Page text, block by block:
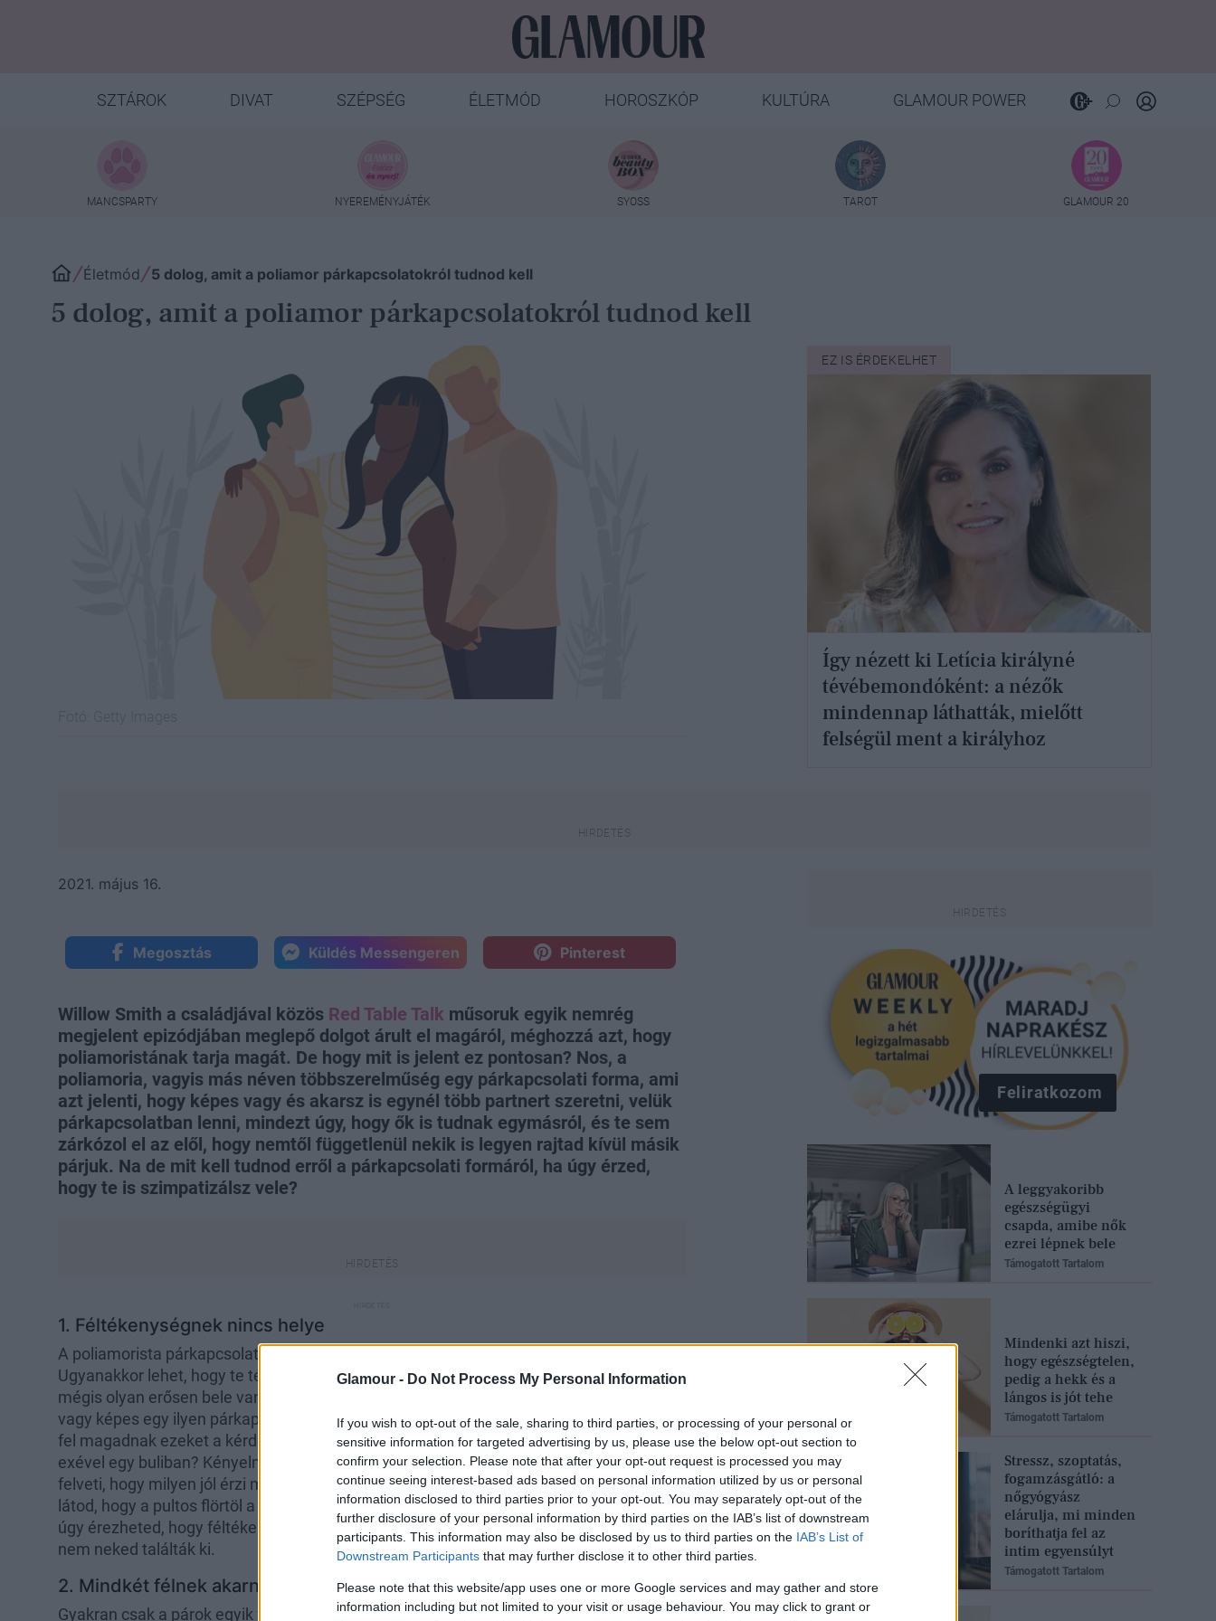
Glamour - Do Not Process My Personal Information
If you wish to opt-out of the sale, sharing to third parties, or processing of your personal or
sensitive information for targeted advertising by us, please use the below opt-out section to
confirm your selection. Please note that after your opt-out request is processed you may
continue seeing interest-based ads based on personal information utilized by us or personal
information disclosed to third parties prior to your opt-out. You may separately opt-out of the
further disclosure of your personal information by third parties on the IAB’s list of downstream
participants. This information may also be disclosed by us to third parties on the IAB’s List of
Downstream Participants that may further disclose it to other third parties.
Please note that this website/app uses one or more Google services and may gather and store
information including but not limited to your visit or usage behaviour. You may click to grant or
SZTÁROK DIVAT SZÉPSÉG ÉLETMÓD HOROSZKÓP KULTÚRA GLAMOUR POWER
MANCSPARTY NYEREMÉNYJÁTÉK SYOSS TAROT GLAMOUR 20
Életmód 5 dolog, amit a poliamor párkapcsolatokról tudnod kell
5 dolog, amit a poliamor párkapcsolatokról tudnod kell
EZ IS ÉRDEKELHET
Így nézett ki Letícia királyné
tévébemondóként: a nézők
mindennap láthatták, mielőtt
felségül ment a királyhoz
2021. május 16.
Megosztás Küldés Messengeren Pinterest
Willow Smith a családjával közös Red Table Talk műsoruk egyik nemrég
megjelent epizódjában meglepő dolgot árult el magáról, méghozzá azt, hogy
poliamoristának tarja magát. De hogy mit is jelent ez pontosan? Nos, a
poliamoria, vagyis más néven többszerelműség egy párkapcsolati forma, ami
azt jelenti, hogy képes vagy és akarsz is egynél több partnert szeretni, velük
párkapcsolatban lenni, mindezt úgy, hogy ők is tudnak egymásról, és te sem
zárkózol el az elől, hogy nemtől függetlenül nekik is legyen rajtad kívül másik
párjuk. Na de mit kell tudnod erről a párkapcsolati formáról, ha úgy érzed,
hogy te is szimpatizálsz vele?
1. Féltékenységnek nincs helye
A poliamorista párkapcsolatokban nem zavarhat az, ha a partnered másokkal randizik.
Ugyanakkor lehet, hogy te tényleg nem akarsz sem féltékeny, sem birtokló lenni, de
mégis olyan erősen bele van építve a monogámia a kultúránkba, hogy talán te sem
vagy képes egy ilyen párkapcsolatra. Hogy közelebb kerülj a saját igazságodhoz, tedd
fel magadnak ezeket a kérdéseket: Milyen érzés volt, amikor összefutottál a párod
exével egy buliban? Kényelmetlenül érzed magad, amikor a partnered rendszeresen
felveti, hogy milyen jól érzi magát a kedvenc munkatársával? Irtózatot érzel, amikor
látod, hogy a pultos flörtöl a pároddal? Az élet sok olyan helyzetet produkál, ami után
úgy érezheted, hogy féltékeny típus vagy. Ebben az esetben biztos, hogy a poliamoriát
nem neked találták ki.
2. Mindkét félnek akarnia kell
Gyakran csak a párok egyik fele akar poliamorista párkapcsolatra váltani, vagy
Feliratkozom
A leggyakoribb
egészségügyi
csapda, amibe nők
ezrei lépnek bele
Támogatott Tartalom
Mindenki azt hiszi,
hogy egészségtelen,
pedig a hekk és a
lángos is jót tehe
Támogatott Tartalom
Stressz, szoptatás,
fogamzásgátló: a
nőgyógyász
elárulja, mi minden
boríthatja fel az
intim egyensúlyt
Támogatott Tartalom